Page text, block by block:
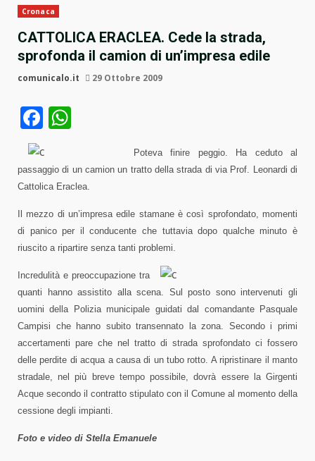
Cronaca
CATTOLICA ERACLEA. Cede la strada,
sprofonda il camion di un’impresa edile
comunicalo.it 29 Ottobre 2009
Facebook
Poteva finire peggio. Ha ceduto al
passaggio di un camion un tratto della strada di via Prof. Leonardi di
Cattolica Eraclea.
Il mezzo di un’impresa edile stamane è così sprofondato, momenti
di panico per il conducente che tuttavia dopo qualche minuto è
riuscito a ripartire senza tanti problemi.
Incredulità e preoccupazione tra
quanti hanno assistito alla scena. Sul posto sono intervenuti gli
uomini della Polizia municipale guidati dal comandante Pasquale
Campisi che hanno subito transennato la zona. Secondo i primi
accertamenti pare che nel tratto di strada sprofondato ci fossero
delle perdite di acqua a causa di un tubo rotto. A ripristinare il manto
stradale, nel più breve tempo possibile, dovrà essere la Girgenti
Acque secondo il contratto stipulato con il Comune al momento della
cessione degli impianti.
Foto e video di Stella Emanuele